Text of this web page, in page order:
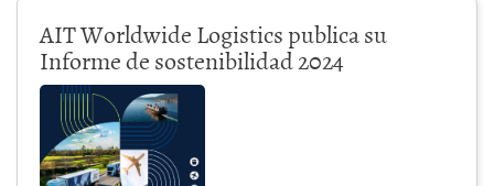
AIT Worldwide Logistics publica su
Informe de sostenibilidad 2024